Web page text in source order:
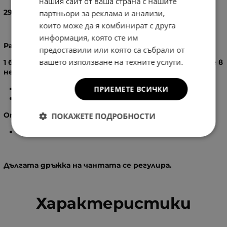
29
10см.
Разпределение:
1 бр. основно отделение, затварящо се с цип, вътре в
него има:
бр. вътрешен джоб с цип
бр. вътрешен джоб без цип
Отзад на чантата:
1
Дългата дръжка на чантата се регулира.
Характеристики
партньори за реклама и анализи,
които може да я комбинират с друга
информация, която сте им
предоставили или която са събрали от
вашето използване на техните услуги.
ПРИЕМЕТЕ ВСИЧКИ
ПОКАЖЕТЕ ПОДРОБНОСТИ